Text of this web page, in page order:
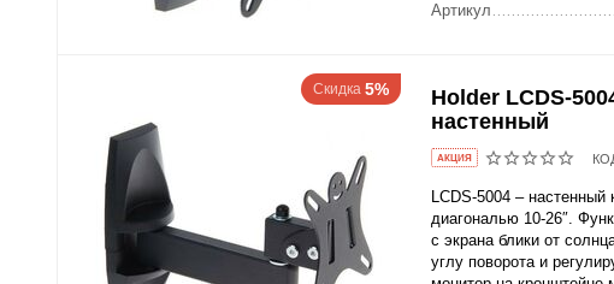
Артикул
Скидка 5%
Holder LCDS-
настенный
AКЦИЯ
LCDS-5004 –
диагональю 10-26″.
с экрана блики от
углу поворота и